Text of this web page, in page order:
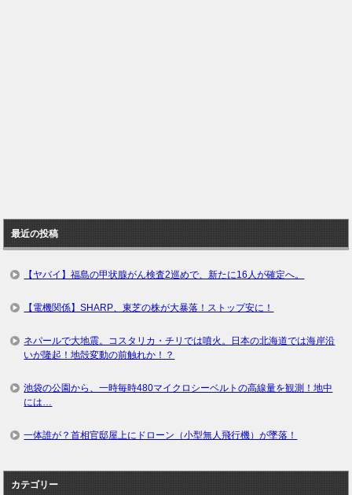
最近の投稿
【ヤバイ】福島の甲状腺がん検査2巡めで、新たに16人が確定へ。
【電機関係】SHARP、東芝の株が大暴落！ストップ安に！
ネパールで大地震。コスタリカ・チリでは噴火。日本の北海道では海岸沿
いが隆起！地殻変動の前触れか！？
池袋の公園から、一時毎時480マイクロシーベルトの高線量を観測！地中
には…
一体誰が？首相官邸屋上にドローン（小型無人飛行機）が墜落！
カテゴリー